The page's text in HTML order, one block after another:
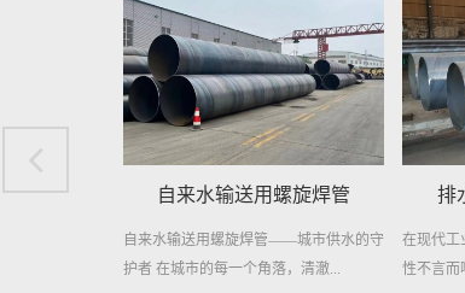
送用螺旋焊管
旋焊管——城市供水的守
一个角落，清澈...
排水用Q235B螺旋钢管
在现代工业与建筑领域，排水系统的重要
性不言而喻。它关乎着工程的顺...